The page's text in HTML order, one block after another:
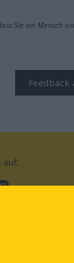
Sie ein Mensch
Feedback
auf:
Instagram